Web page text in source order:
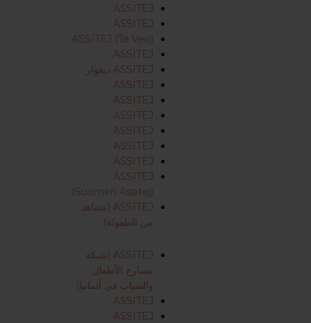
ASSITEJ
ASSITEJ
ASSITEJ (Te Veo)
ASSITEJ
ASSITEJ ديفوار
ASSITEJ
ASSITEJ
ASSITEJ
ASSITEJ
ASSITEJ
ASSITEJ
ASSITEJ
(Suomen Assitej)
ASSITEJ (مشاهد
من الطفولة)
ASSITEJ (شبكة
مسارح الأطفال
والشباب في ألمانيا)
ASSITEJ
ASSITEJ